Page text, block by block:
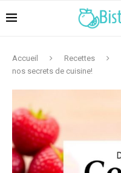
Accueil Recettes
nos secrets de cuisine!